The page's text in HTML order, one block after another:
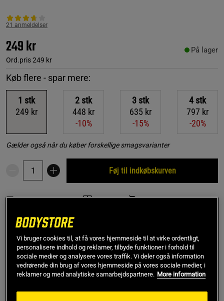
21 anmeldelser
249 kr
Ord.pris249 kr
På lager
Køb flere - spar mere:
1 stk
249 kr
2 stk
448 kr
-10%
3 stk
635 kr
-15%
4 stk
797 kr
-20%
Gælder også når du køber forskellige smagsvarianter
Føj til indkøbskurven
SKU #3896-1| EAN853519004102
CreaKong CX8 er et kosttilskud fra Mutant. Dette er en
avanceret form for kreatin, der indeholder tre typer kreatin
samt BCAA og frie aminosyrer. Anvendes før træning. Fri for
unødvendige tilsætningsstoffer.
Vi bruger cookies til, at få vores hjemmeside til at virke ordentligt,
personalisere indhold og reklamer, tilbyde funktioner i forhold til
sociale medier og analysere vores traffik. Vi deler også information
vedrørende din brug af vores hjemmeside på vores sociale medier, i
reklamer og med analytiske samarbejdspartnere. More information